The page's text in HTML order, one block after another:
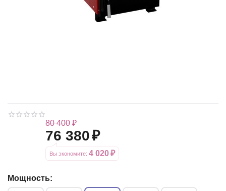
80 400 ₽
76 380₽
Вы экономите: 4 020₽
Мощность: